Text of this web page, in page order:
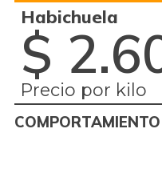
Habichuela
$
Precio por kilo